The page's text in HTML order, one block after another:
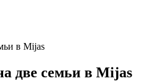
в Mijas
две семьи в Mijas